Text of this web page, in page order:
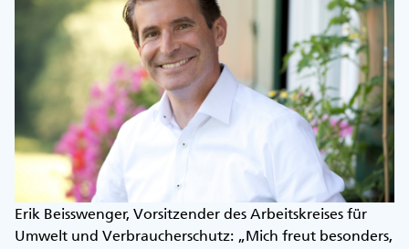
Erik Beisswenger, Vorsitzender des Arbeitskreises für
Umwelt und Verbraucherschutz: „Mich freut besonders,